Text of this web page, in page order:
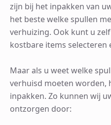
zijn bij het inpakken van
het beste welke spullen
verhuizing. Ook kunt u
kostbare items selecteren
Maar als u weet welke
verhuisd moeten worden,
inpakken. Zo kunnen wij
ontzorgen door: